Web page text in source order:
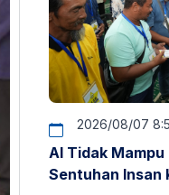
2026/08/07
AI Tidak Mampu
Sentuhan Insan